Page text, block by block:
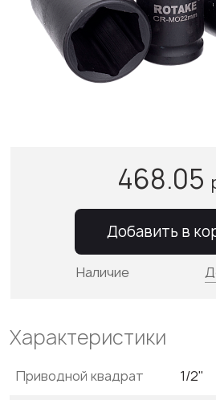
Характеристики
Приводной квадрат 1/2"
468.05
Добавить в
Наличие